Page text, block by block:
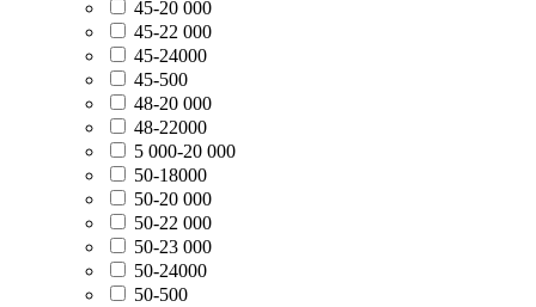
45-20 000
45-22 000
45-24000
45-500
48-20 000
48-22000
5 000-20 000
50-18000
50-20 000
50-22 000
50-23 000
50-24000
50-500